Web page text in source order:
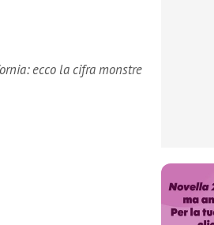
ecco la cifra monstre